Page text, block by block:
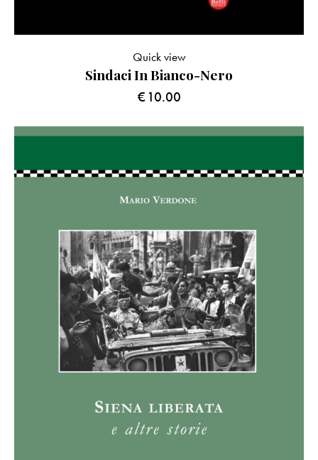
Sindaci In Bianco-Nero
€10.00
Quick view